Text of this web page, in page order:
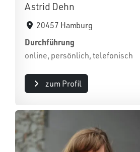
Astrid Dehn
20457 Hamburg
Durchführung
online, persönlich, telefonisch
zum Profil